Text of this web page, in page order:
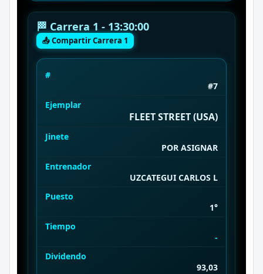
🏁 Carrera 1 - 13:30:00
📤 Compartir Carrera 1
#
#7
Ejemplar
FLEET STREET (USA)
Jinete
POR ASIGNAR
Entrenador
UZCATEGUI CARLOS L
Puesto
1°
Tiempo
-
Dividendo
93,03